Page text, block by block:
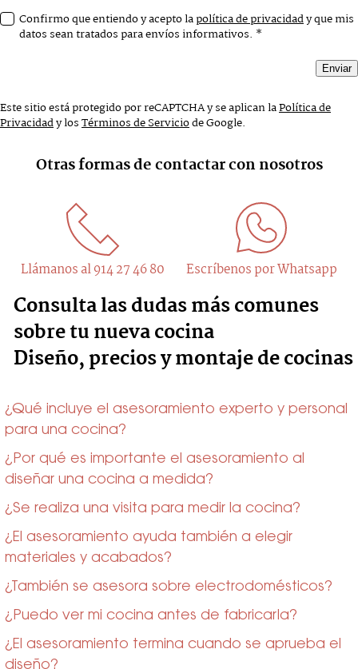
Confirmo que entiendo y acepto lapolítica de privacidady que mis
datos sean tratados para envíos informativos. *
Enviar
Este sitio está protegido por reCAPTCHA y se aplican laPolítica de
Privacidady losTérminos de Serviciode Google.
Otras formas de contactar con nosotros
Llámanos al 914 27 46 80 Escríbenos por Whatsapp
Consulta las dudas más comunes
sobre tu nueva cocina
Diseño, precios y montaje de cocinas
¿Qué incluye el asesoramiento experto y personal
para una cocina?
¿Por qué es importante el asesoramiento al
diseñar una cocina a medida?
¿Se realiza una visita para medir la cocina?
¿El asesoramiento ayuda también a elegir
materiales y acabados?
¿También se asesora sobre electrodomésticos?
¿Puedo ver mi cocina antes de fabricarla?
¿El asesoramiento termina cuando se aprueba el
diseño?